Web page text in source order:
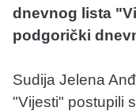
dnevnog lista
podgorički
Sudija Jelena
"Vijesti" postupili